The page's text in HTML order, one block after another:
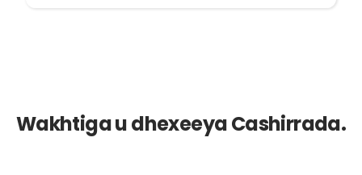
Wakhtiga u dhexeeya Cashirrada.